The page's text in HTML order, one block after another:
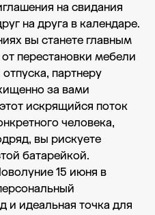
на свидания
на друга в календаре.
вы станете главным
перестановки мебели
партнеру
за вами
искрящийся поток
человека,
вы рискуете
батарейкой.
15 июня в
и идеальная точка для